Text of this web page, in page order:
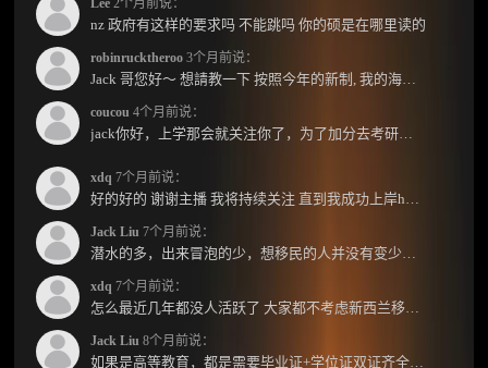
nz 政府有这样的要求吗 不能跳吗 你的硕是在哪里读的
robinrucktheroo 3个月前说：
coucou 4个月前说：
xdq 7个月前说：
Jack Liu 7个月前说：
xdq 7个月前说：
Jack Liu 8个月前说：